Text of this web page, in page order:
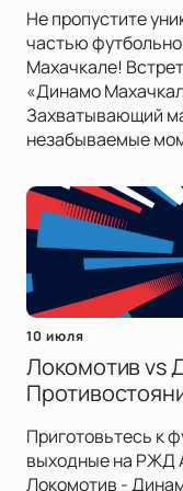
Не пропустите
частью
Махачкале!
«Динамо
Захватывающий
незабываемые
10 июля
Локомотив vs
Приготовьтесь к
выходные на РЖД
Локомотив -